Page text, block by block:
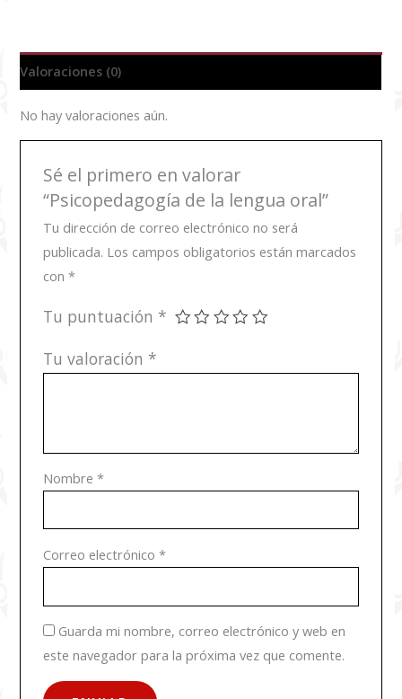
Valoraciones (0)
No hay valoraciones aún.
Sé el primero en valorar
“Psicopedagogía de la lengua oral”
Tu dirección de correo electrónico no será
publicada. Los campos obligatorios están marcados
con *
Tu puntuación *
Tu valoración *
Nombre *
Correo electrónico *
Guarda mi nombre, correo electrónico y web en
este navegador para la próxima vez que comente.